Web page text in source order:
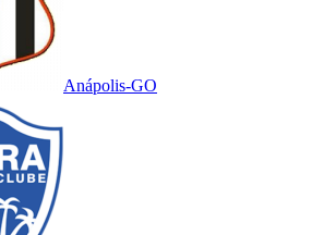
Anápolis-GO